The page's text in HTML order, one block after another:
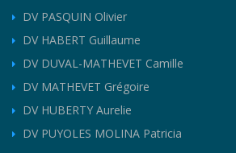
DV PASQUIN Olivier
DV HABERT Guillaume
DV DUVAL-MATHEVET Camille
DV MATHEVET Grégoire
DV HUBERTY Aurelie
DV PUYOLES MOLINA Patricia